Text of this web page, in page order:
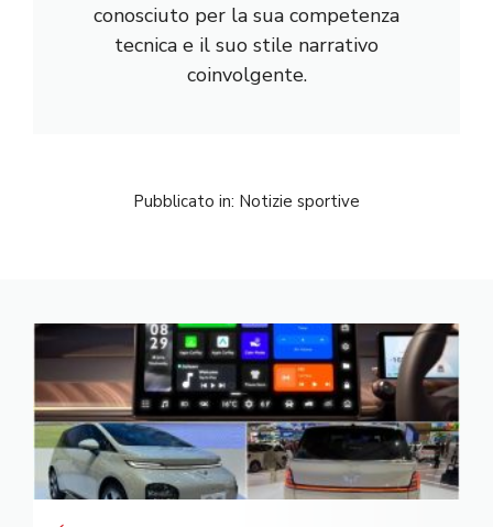
conosciuto per la sua competenza
tecnica e il suo stile narrativo
coinvolgente.
Pubblicato in: Notizie sportive